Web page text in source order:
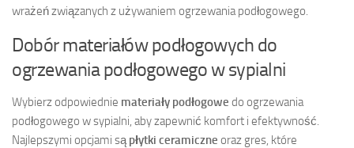
wrażeń związanych z używaniem ogrzewania podłogowego.
Dobór materiałów podłogowych do
ogrzewania podłogowego w sypialni
Wybierz odpowiednie materiały podłogowe do ogrzewania
podłogowego w sypialni, aby zapewnić komfort i efektywność.
Najlepszymi opcjami są płytki ceramiczne oraz gres, które